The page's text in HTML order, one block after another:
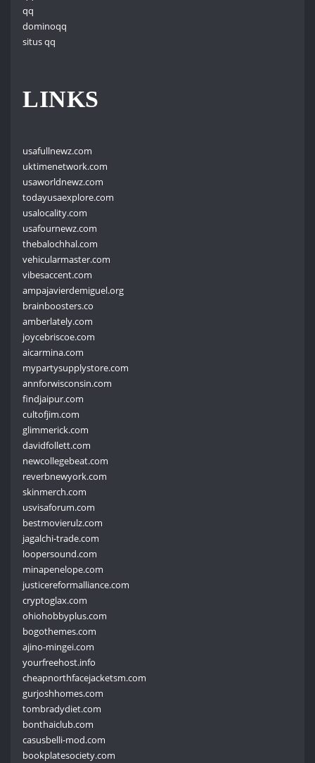
qq
dominoqq
situs qq
LINKS
usafullnewz.com
uktimenetwork.com
usaworldnewz.com
todayusaexplore.com
usalocality.com
usafournewz.com
thebalochhal.com
vehicularmaster.com
vibesaccent.com
ampajavierdemiguel.org
brainboosters.co
amberlately.com
joycebriscoe.com
aicarmina.com
mypartysupplystore.com
annforwisconsin.com
findjaipur.com
cultofjim.com
glimmerick.com
davidfollett.com
newcollegebeat.com
reverbnewyork.com
skinmerch.com
usvisaforum.com
bestmovierulz.com
jagalchi-trade.com
loopersound.com
minapenelope.com
justicereformalliance.com
cryptoglax.com
ohiohobbyplus.com
bogothemes.com
ajino-mingei.com
yourfreehost.info
cheapnorthfacejacketsm.com
gurjoshhomes.com
tombradydiet.com
bonthaiclub.com
casusbelli-mod.com
bookplatesociety.com